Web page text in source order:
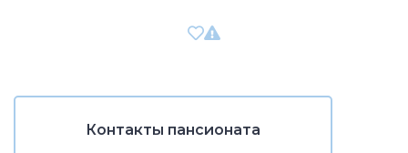
Контакты пансионата